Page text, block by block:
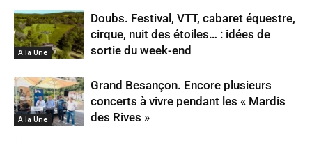
A la Une
Doubs. Festival, VTT, cabaret équestre,
cirque, nuit des étoiles… : idées de
sortie du week-end
A la Une
Grand Besançon. Encore plusieurs
concerts à vivre pendant les « Mardis
des Rives »